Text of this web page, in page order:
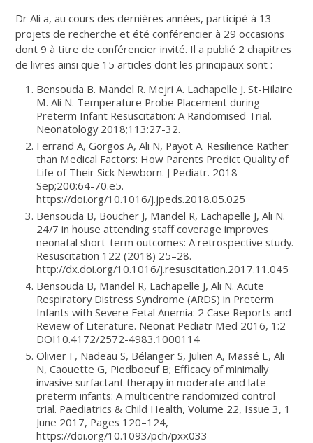
Dr Ali a, au cours des dernières années, participé à 13
projets de recherche et été conférencier à 29 occasions
dont 9 à titre de conférencier invité. Il a publié 2 chapitres
de livres ainsi que 15 articles dont les principaux sont :
Bensouda B. Mandel R. Mejri A. Lachapelle J. St-Hilaire
M. Ali N. Temperature Probe Placement during
Preterm Infant Resuscitation: A Randomised Trial.
Neonatology 2018;113:27-32.
Ferrand A, Gorgos A, Ali N, Payot A. Resilience Rather
than Medical Factors: How Parents Predict Quality of
Life of Their Sick Newborn. J Pediatr. 2018
Sep;200:64-70.e5.
https://doi.org/10.1016/j.jpeds.2018.05.025
Bensouda B, Boucher J, Mandel R, Lachapelle J, Ali N.
24/7 in house attending staff coverage improves
neonatal short-term outcomes: A retrospective study.
Resuscitation 122 (2018) 25–28.
http://dx.doi.org/10.1016/j.resuscitation.2017.11.045
Bensouda B, Mandel R, Lachapelle J, Ali N. Acute
Respiratory Distress Syndrome (ARDS) in Preterm
Infants with Severe Fetal Anemia: 2 Case Reports and
Review of Literature. Neonat Pediatr Med 2016, 1:2
DOI10.4172/2572-4983.1000114
Olivier F, Nadeau S, Bélanger S, Julien A, Massé E, Ali
N, Caouette G, Piedboeuf B; Efficacy of minimally
invasive surfactant therapy in moderate and late
preterm infants: A multicentre randomized control
trial. Paediatrics & Child Health, Volume 22, Issue 3, 1
June 2017, Pages 120–124,
https://doi.org/10.1093/pch/pxx033